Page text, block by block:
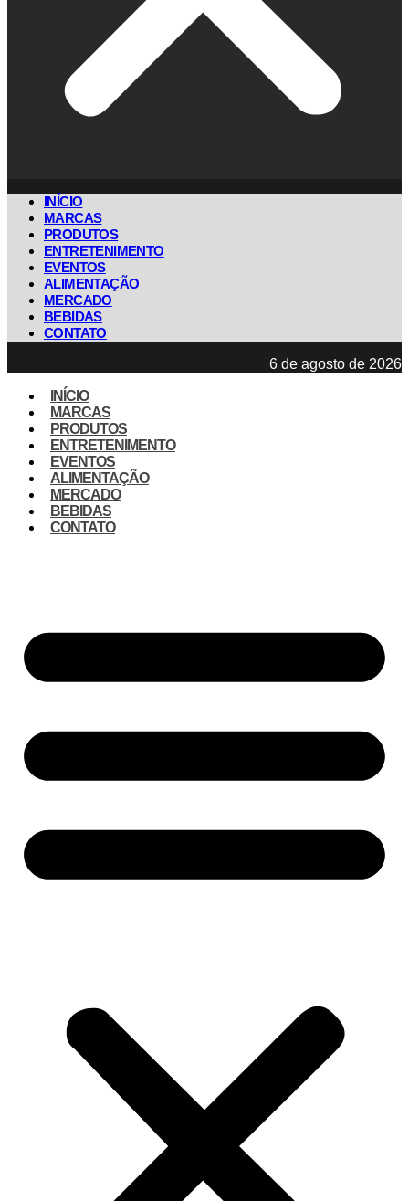
INÍCIO
MARCAS
PRODUTOS
ENTRETENIMENTO
EVENTOS
ALIMENTAÇÃO
MERCADO
BEBIDAS
CONTATO
6 de agosto de 2026
INÍCIO
MARCAS
PRODUTOS
ENTRETENIMENTO
EVENTOS
ALIMENTAÇÃO
MERCADO
BEBIDAS
CONTATO